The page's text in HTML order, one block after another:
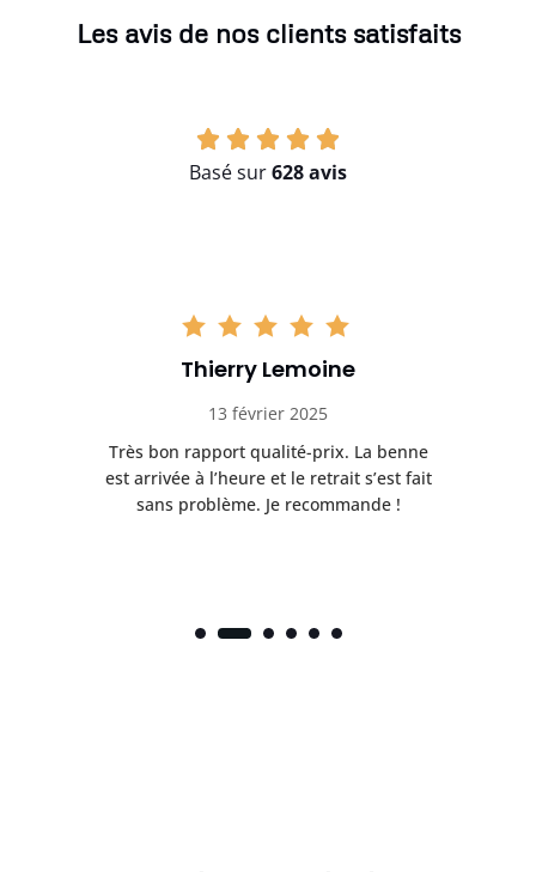
Les avis de nos clients satisfaits
Basé sur628 avis
Thierry Lemoine
13 février 2025
Très bon rapport qualité-prix. La benne
est arrivée à l’heure et le retrait s’est fait
sans problème. Je recommande !